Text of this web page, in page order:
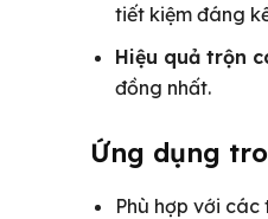
tiết kiệm đáng
Hiệu quả trộn
đồng nhất.
Ứng dụng
Phù hợp với